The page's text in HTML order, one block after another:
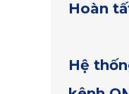
Hoàn
Hệ